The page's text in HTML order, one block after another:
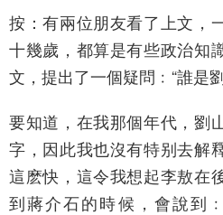
按：有兩位朋友看了上文，
十幾歲，都算是有些政治知
文，提出了一個疑問﹕“誰是
要知道，在我那個年代，劉
字，因此我也沒有特别去解
這麽快，這令我想起李敖在
到蔣介石的時候，會說到